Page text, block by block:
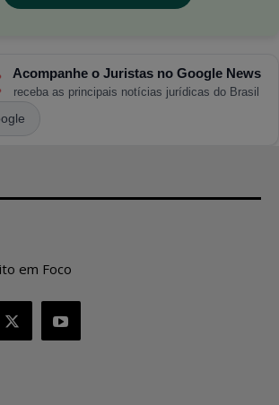
Acompanhe o Juristas no Google News
receba as principais notícias jurídicas do Brasil
em Foco